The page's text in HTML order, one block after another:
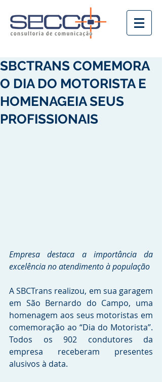
SBCTRANS COMEMORA
O DIA DO MOTORISTA E
HOMENAGEIA SEUS
PROFISSIONAIS
Empresa destaca a importância da
excelência no atendimento à população
A SBCTrans realizou, em sua garagem
em São Bernardo do Campo, uma
homenagem aos seus motoristas em
comemoração ao “Dia do Motorista”.
Todos os 902 condutores da
empresa receberam presentes
alusivos à data.